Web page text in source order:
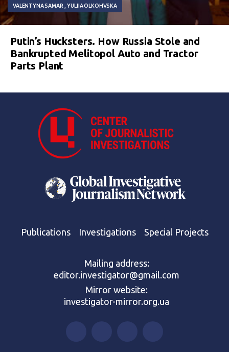
VALENTYNA SAMAR YULIIA OLKOHVSKA
Putin’s Hucksters. How Russia Stole and
Bankrupted Melitopol Auto and Tractor
Parts Plant
Publications Investigations Special Projects
Mailing address:
editor.investigator@gmail.com
Mirror website:
investigator-mirror.org.ua